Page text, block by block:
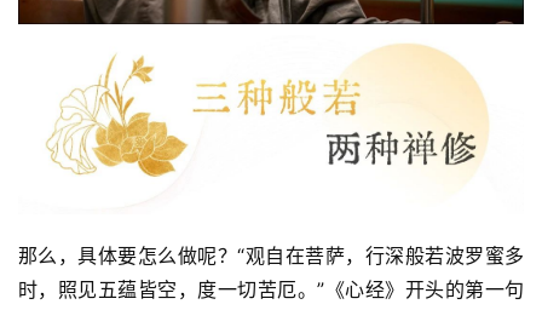
那么，具体要怎么做呢？“观自在菩萨，行深般若波罗蜜多
时，照见五蕴皆空，度一切苦厄。”《心经》开头的第一句